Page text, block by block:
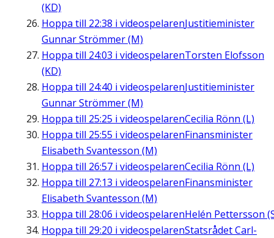
(KD)
Hoppa till 22:38 i videospelarenJustitieminister
Gunnar Strömmer (M)
Hoppa till 24:03 i videospelarenTorsten Elofsson
(KD)
Hoppa till 24:40 i videospelarenJustitieminister
Gunnar Strömmer (M)
Hoppa till 25:25 i videospelarenCecilia Rönn (L)
Hoppa till 25:55 i videospelarenFinansminister
Elisabeth Svantesson (M)
Hoppa till 26:57 i videospelarenCecilia Rönn (L)
Hoppa till 27:13 i videospelarenFinansminister
Elisabeth Svantesson (M)
Hoppa till 28:06 i videospelarenHelén Pettersson
Hoppa till 29:20 i videospelarenStatsrådet Carl-